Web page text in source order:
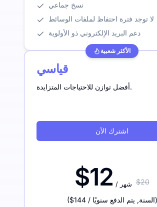
نسخ جماعي
لا توجد فترة احتفاظ لملفات الوسائط
دعم البريد الإلكتروني ذو الأولوية
الأكثر شعبية
قياسي
أفضل توازن للاحتياجات المتزايدة.
اشترك الآن
$12 / شهر $20
($144 / السنة, يتم الدفع سنويًا )